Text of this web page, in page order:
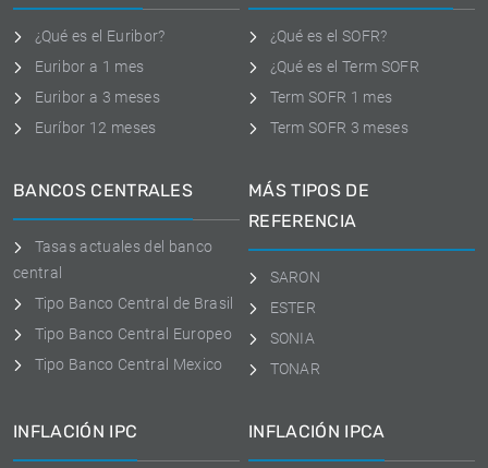
¿Qué es el Euribor?
Euribor a 1 mes
Euribor a 3 meses
Euríbor 12 meses
¿Qué es el SOFR?
¿Qué es el Term SOFR
Term SOFR 1 mes
Term SOFR 3 meses
BANCOS CENTRALES
Tasas actuales del banco
central
Tipo Banco Central de Brasil
Tipo Banco Central Europeo
Tipo Banco Central Mexico
MÁS TIPOS DE
REFERENCIA
SARON
ESTER
SONIA
TONAR
INFLACIÓN IPC INFLACIÓN IPCA